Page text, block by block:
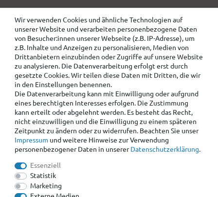
Wir verwenden Cookies und ähnliche Technologien auf
unserer Website und verarbeiten personenbezogene Daten
von Besucher:innen unserer Webseite (z.B. IP-Adresse), um
z.B. Inhalte und Anzeigen zu personalisieren, Medien von
Drittanbietern einzubinden oder Zugriffe auf unsere Website
zu analysieren. Die Datenverarbeitung erfolgt erst durch
gesetzte Cookies. Wir teilen diese Daten mit Dritten, die wir
in den Einstellungen benennen.
Die Datenverarbeitung kann mit Einwilligung oder aufgrund
eines berechtigten Interesses erfolgen. Die Zustimmung
kann erteilt oder abgelehnt werden. Es besteht das Recht,
nicht einzuwilligen und die Einwilligung zu einem späteren
Zeitpunkt zu ändern oder zu widerrufen. Beachten Sie unser
Impressum und weitere Hinweise zur Verwendung
personenbezogener Daten in unsererDaten­schutz­erklärung.
Essenziell
Statistik
Marketing